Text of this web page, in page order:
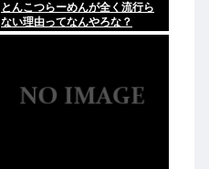
とんこつらーめんが全く流行ら
ない理由ってなんやろな？